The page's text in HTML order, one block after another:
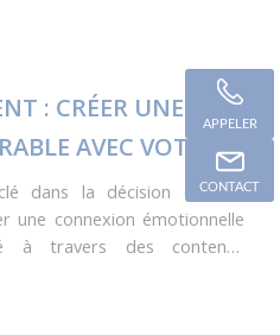
: CRÉER UNE
AVEC VOTRE
dans la décision d’achat.
une connexion émotionnelle
à travers des contenus
APPELER
CONTACT